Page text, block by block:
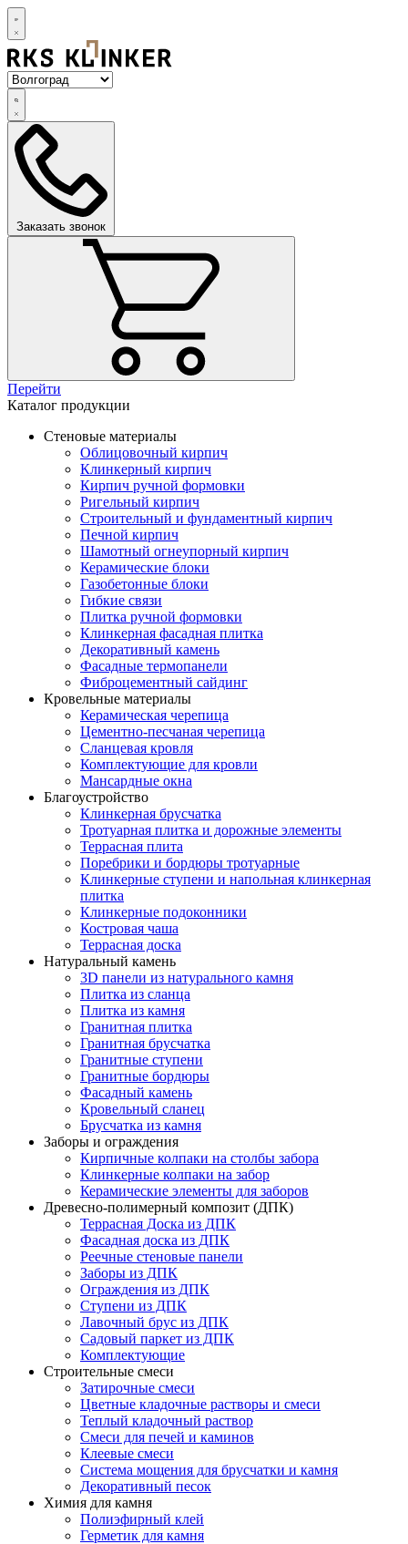
Заказать звонок
Перейти
Каталог продукции
Стеновые материалы
Облицовочный кирпич
Клинкерный кирпич
Кирпич ручной формовки
Ригельный кирпич
Строительный и фундаментный кирпич
Печной кирпич
Шамотный огнеупорный кирпич
Керамические блоки
Газобетонные блоки
Гибкие связи
Плитка ручной формовки
Клинкерная фасадная плитка
Декоративный камень
Фасадные термопанели
Фиброцементный сайдинг
Кровельные материалы
Керамическая черепица
Цементно-песчаная черепица
Сланцевая кровля
Комплектующие для кровли
Мансардные окна
Благоустройство
Клинкерная брусчатка
Тротуарная плитка и дорожные элементы
Террасная плита
Поребрики и бордюры тротуарные
Клинкерные ступени и напольная клинкерная
плитка
Клинкерные подоконники
Костровая чаша
Террасная доска
Натуральный камень
3D панели из натурального камня
Плитка из сланца
Плитка из камня
Гранитная плитка
Гранитная брусчатка
Гранитные ступени
Гранитные бордюры
Фасадный камень
Кровельный сланец
Брусчатка из камня
Заборы и ограждения
Кирпичные колпаки на столбы забора
Клинкерные колпаки на забор
Керамические элементы для заборов
Древесно-полимерный композит (ДПК)
Террасная Доска из ДПК
Фасадная доска из ДПК
Реечные стеновые панели
Заборы из ДПК
Ограждения из ДПК
Ступени из ДПК
Лавочный брус из ДПК
Садовый паркет из ДПК
Комплектующие
Строительные смеси
Затирочные смеси
Цветные кладочные растворы и смеси
Теплый кладочный раствор
Смеси для печей и каминов
Клеевые смеси
Система мощения для брусчатки и камня
Декоративный песок
Химия для камня
Полиэфирный клей
Герметик для камня